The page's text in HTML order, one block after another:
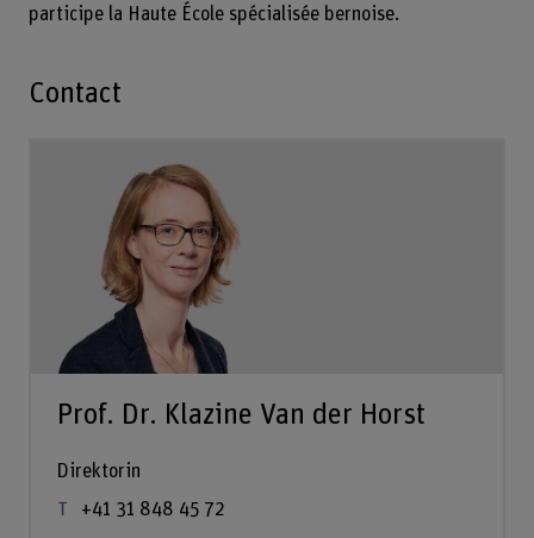
participe la Haute École spécialisée bernoise.
Contact
Prof. Dr. Klazine Van der Horst
Direktorin
+41 31 848 45 72